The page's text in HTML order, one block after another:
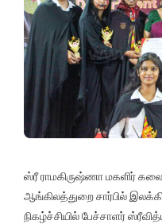
ஸ்ரீ ராமகிருஷ்ணா மகளிர்
ஆங்கிலத்துறை சார்பில்
நிகழ்ச்சியில் பேச்சாளர்